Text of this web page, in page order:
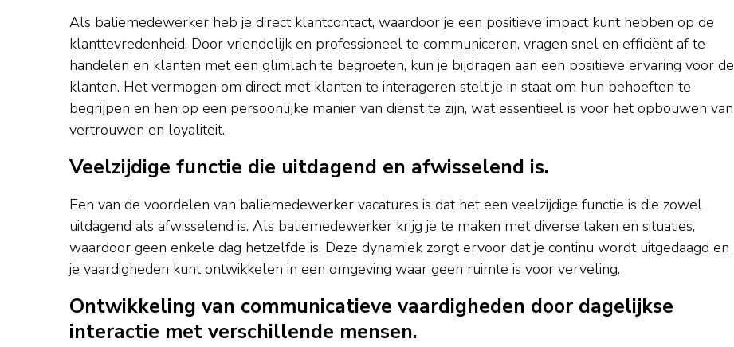
Als baliemedewerker heb je direct klantcontact, waardoor je een positieve impact kunt hebben op de
klanttevredenheid. Door vriendelijk en professioneel te communiceren, vragen snel en efficiënt af te
handelen en klanten met een glimlach te begroeten, kun je bijdragen aan een positieve ervaring voor de
klanten. Het vermogen om direct met klanten te interageren stelt je in staat om hun behoeften te
begrijpen en hen op een persoonlijke manier van dienst te zijn, wat essentieel is voor het opbouwen van
vertrouwen en loyaliteit.
Veelzijdige functie die uitdagend en afwisselend is.
Een van de voordelen van baliemedewerker vacatures is dat het een veelzijdige functie is die zowel
uitdagend als afwisselend is. Als baliemedewerker krijg je te maken met diverse taken en situaties,
waardoor geen enkele dag hetzelfde is. Deze dynamiek zorgt ervoor dat je continu wordt uitgedaagd en
je vaardigheden kunt ontwikkelen in een omgeving waar geen ruimte is voor verveling.
Ontwikkeling van communicatieve vaardigheden door dagelijkse
interactie met verschillende mensen.